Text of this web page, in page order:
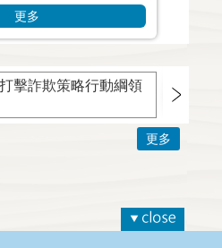
更多
擊詐欺策略行動綱領
機處理
音